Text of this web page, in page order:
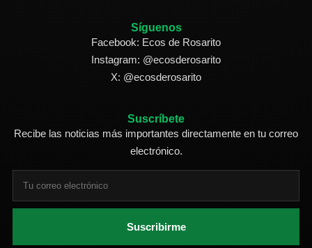
Síguenos
Facebook: Ecos de Rosarito
Instagram: @ecosderosarito
X: @ecosderosarito
Suscríbete
Recibe las noticias más importantes directamente en tu correo
electrónico.
Suscribirme